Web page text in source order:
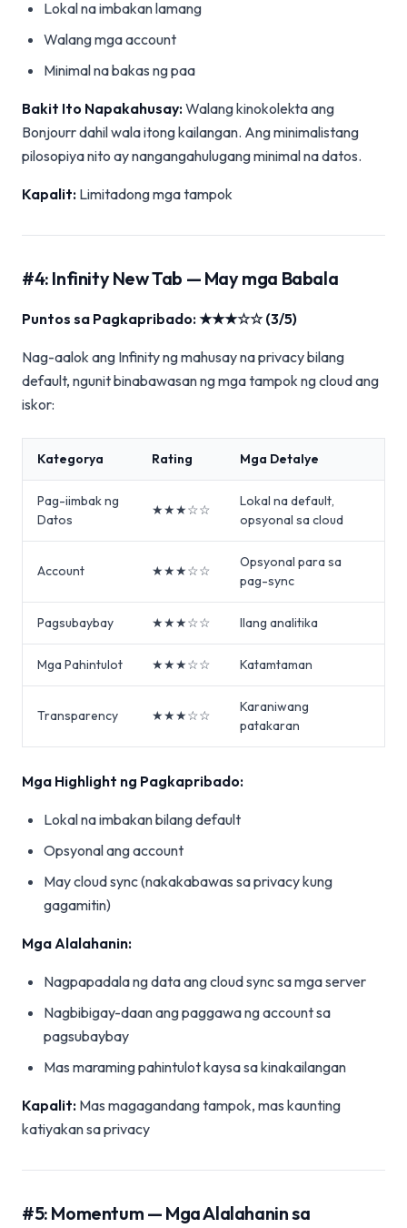
Lokal na imbakan lamang
Walang mga account
Minimal na bakas ng paa
Bakit Ito Napakahusay:Walang kinokolekta ang
Bonjourr dahil wala itong kailangan. Ang minimalistang
pilosopiya nito ay nangangahulugang minimal na datos.
Kapalit: Limitadong mga tampok
#4: Infinity New Tab — May mga Babala
Puntos sa Pagkapribado: ★★★☆☆ (3/5)
Nag-aalok ang Infinity ng mahusay na privacy bilang
default, ngunit binabawasan ng mga tampok ng cloud ang
iskor:
Kategorya Rating Mga Detalye
Pag-iimbak ng
Datos
★★★☆☆
Lokal na default,
opsyonal sa cloud
Account ★★★☆☆
Opsyonal para sa
pag-sync
Pagsubaybay ★★★☆☆ Ilang analitika
Mga Pahintulot ★★★☆☆ Katamtaman
Transparency ★★★☆☆
Karaniwang
patakaran
Mga Highlight ng Pagkapribado:
Lokal na imbakan bilang default
Opsyonal ang account
May cloud sync (nakakabawas sa privacy kung
gagamitin)
Mga Alalahanin:
Nagpapadala ng data ang cloud sync sa mga server
Nagbibigay-daan ang paggawa ng account sa
pagsubaybay
Mas maraming pahintulot kaysa sa kinakailangan
Kapalit: Mas magagandang tampok, mas kaunting
katiyakan sa privacy
#5: Momentum — Mga Alalahanin sa